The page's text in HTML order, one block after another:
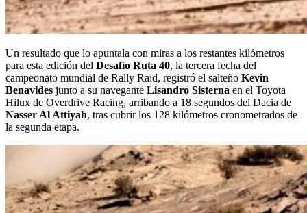
Un resultado que lo apuntala con miras a los restantes kilómetros
para esta edición del Desafío Ruta 40, la tercera fecha del
campeonato mundial de Rally Raid, registró el salteño Kevin
Benavides junto a su navegante Lisandro Sisterna en el Toyota
Hilux de Overdrive Racing, arribando a 18 segundos del Dacia de
Nasser Al Attiyah, tras cubrir los 128 kilómetros cronometrados de
la segunda etapa.